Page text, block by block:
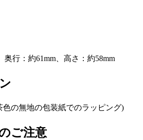
奥行：約61mm、高さ：約58mm
色の無地の包装紙でのラッピング)
ご注意